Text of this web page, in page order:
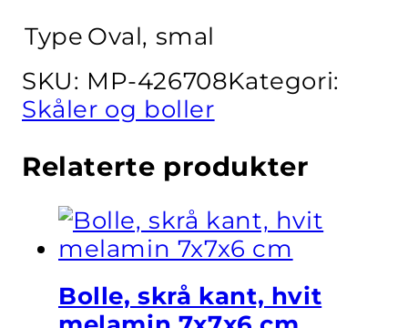
Type Oval, smal
SKU: MP-426708Kategori:
Skåler og boller
Relaterte produkter
Bolle, skrå kant, hvit